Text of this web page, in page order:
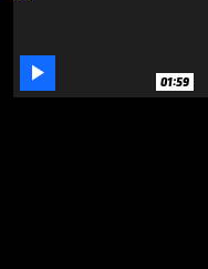
 01:59